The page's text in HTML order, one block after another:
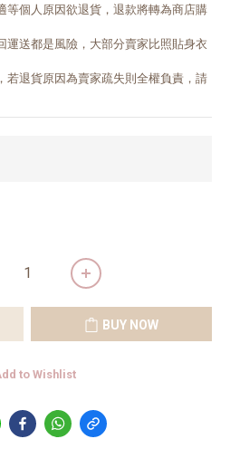
等個人原因欲退貨，退款將轉為商店購
運送都是風險，大部分賣家比照貼身衣
若退貨原因為賣家疏失則全權負責，請
BUY NOW
to Wishlist